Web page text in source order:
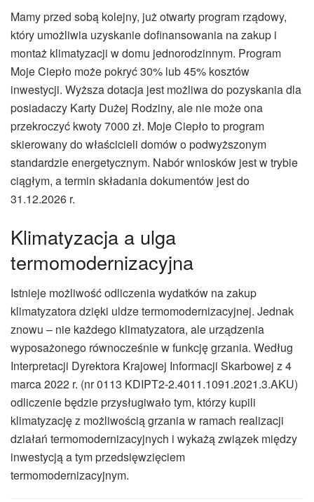
Mamy przed sobą kolejny, już otwarty program rządowy,
który umożliwia uzyskanie dofinansowania na zakup i
montaż klimatyzacji w domu jednorodzinnym. Program
Moje Ciepło może pokryć 30% lub 45% kosztów
inwestycji. Wyższa dotacja jest możliwa do pozyskania dla
posiadaczy Karty Dużej Rodziny, ale nie może ona
przekroczyć kwoty 7000 zł. Moje Ciepło to program
skierowany do właścicieli domów o podwyższonym
standardzie energetycznym. Nabór wniosków jest w trybie
ciągłym, a termin składania dokumentów jest do
31.12.2026 r.
Klimatyzacja a ulga
termomodernizacyjna
Istnieje możliwość odliczenia wydatków na zakup
klimatyzatora dzięki uldze termomodernizacyjnej. Jednak
znowu – nie każdego klimatyzatora, ale urządzenia
wyposażonego równocześnie w funkcję grzania. Według
Interpretacji Dyrektora Krajowej Informacji Skarbowej z 4
marca 2022 r. (nr 0113 KDIPT2-2.4011.1091.2021.3.AKU)
odliczenie będzie przysługiwało tym, którzy kupili
klimatyzację z możliwością grzania w ramach realizacji
działań termomodernizacyjnych i wykażą związek między
inwestycją a tym przedsięwzięciem
termomodernizacyjnym.